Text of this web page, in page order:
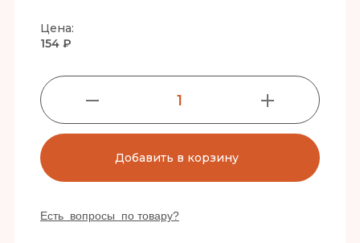
Цена:
154 ₽
1
Добавить в корзину
Есть вопросы по товару?